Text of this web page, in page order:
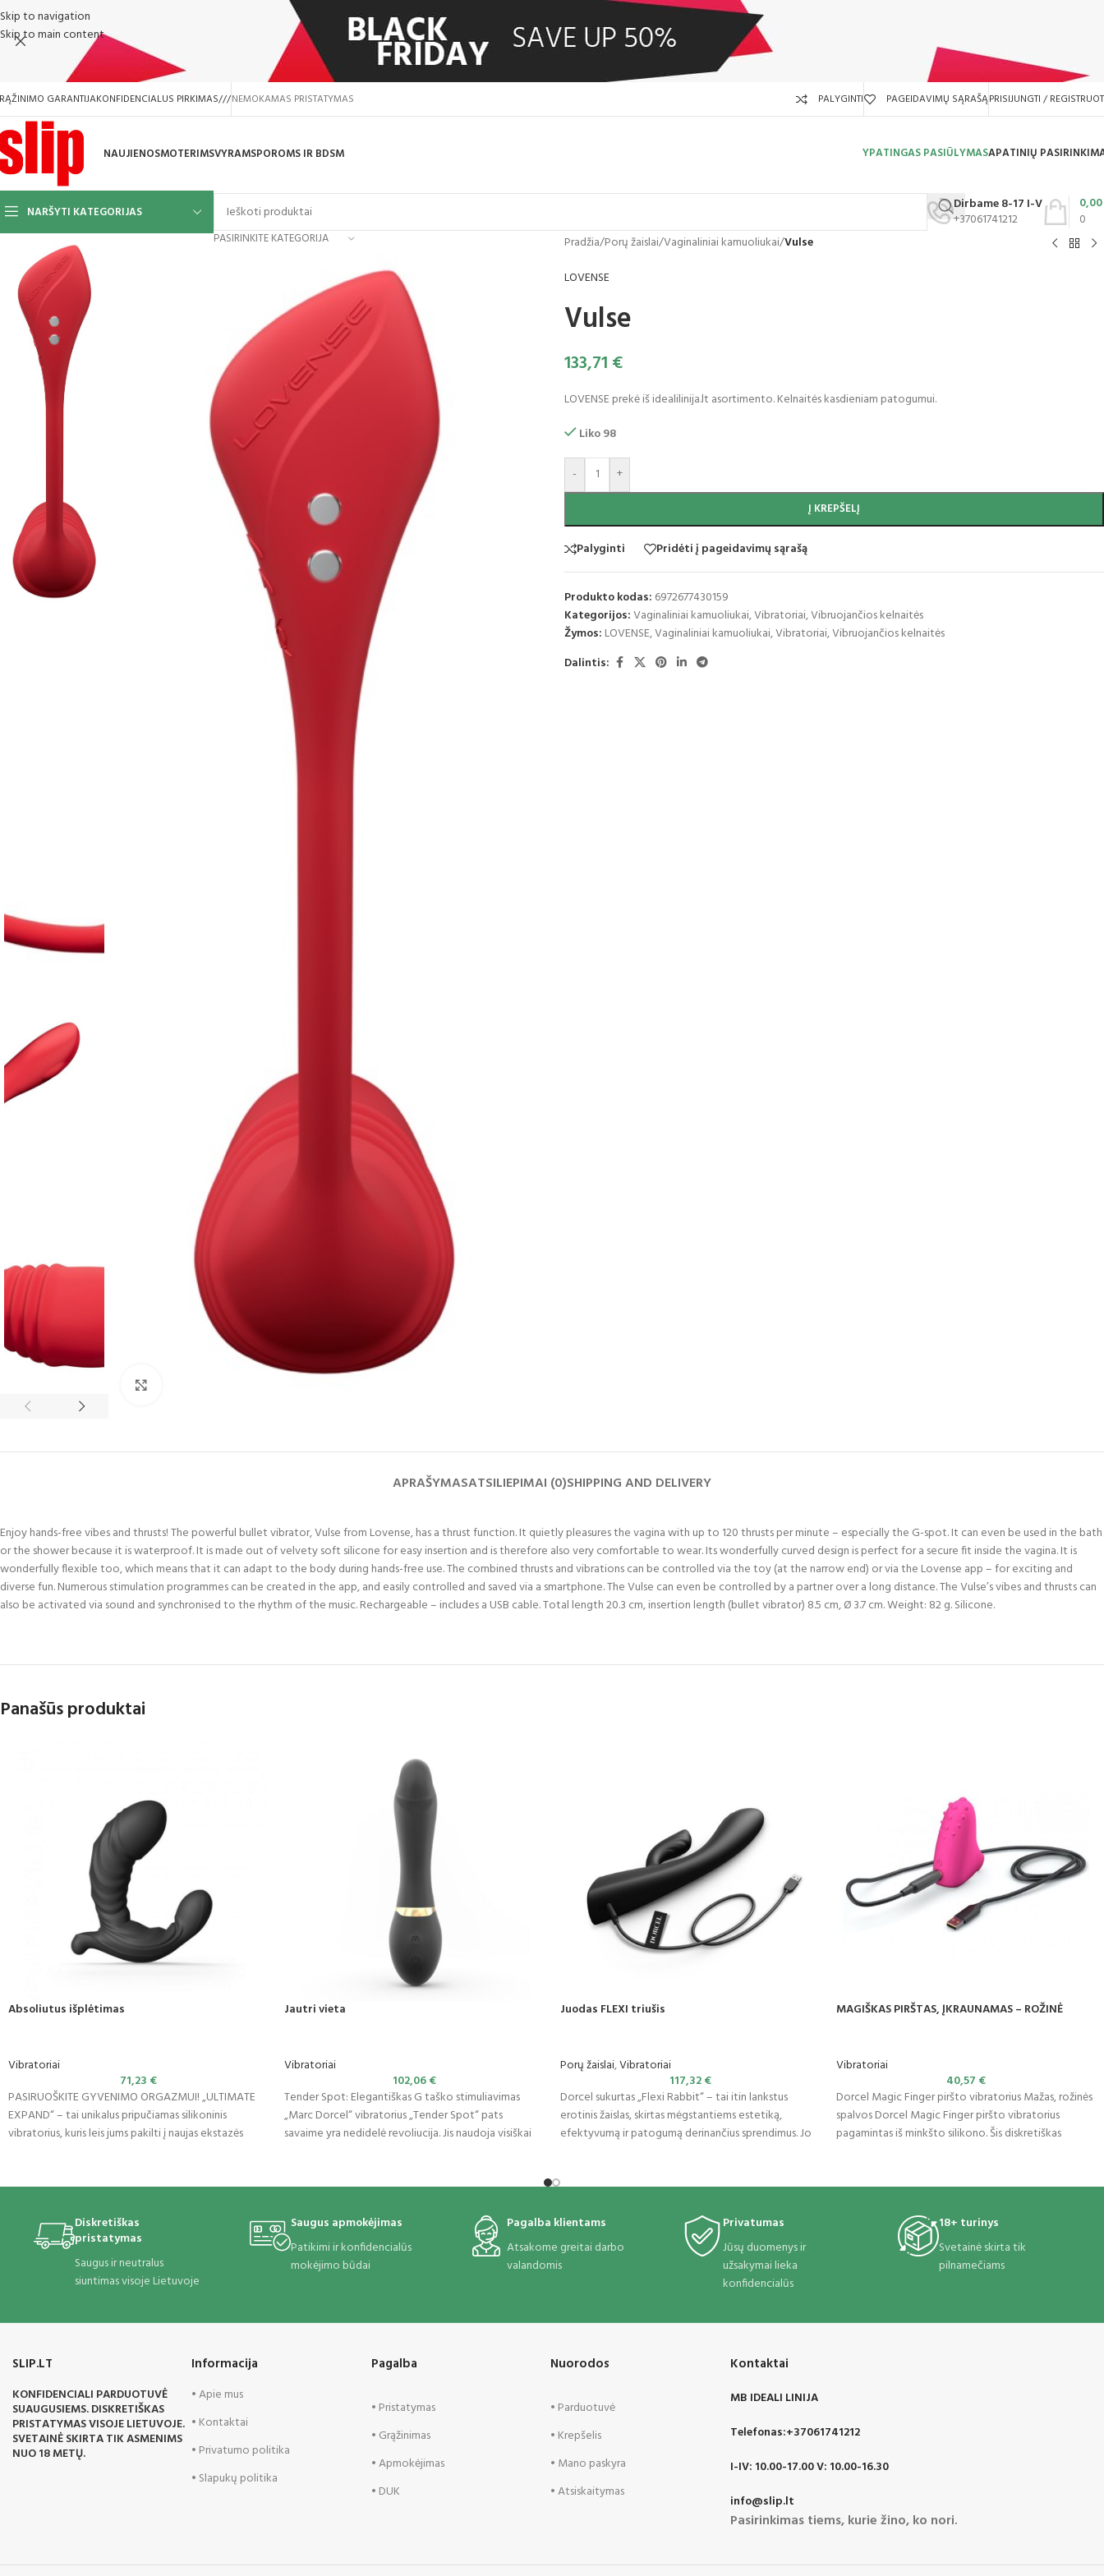
Skip to navigation
Skip to main content
GARANTIJAKONFIDENCIALUS PIRKIMAS///NEMOKAMAS PRISTATYMAS PALYGINTI PAGEIDAVIMŲ SĄRAŠĄPRISIJUNGTI /
NAUJIENOSMOTERIMSVYRAMSPOROMS IR BDSM YPATINGAS PASIŪLYMASAPATINIŲ
NARŠYTI KATEGORIJAS
PASIRINKITE KATEGORIJA
Dirbame 8-17 I-V
+37061741212
0
0,00
Pradžia/Porų žaislai/Vaginaliniai kamuoliukai/Vulse
LOVENSE
Vulse
133,71 €
LOVENSE prekė iš idealilinija.lt asortimento. Kelnaitės kasdieniam patogumui.
Liko 98
- +
Į KREPŠELĮ
Palyginti Pridėti į pageidavimų sąrašą
Produkto kodas: 6972677430159
Kategorijos:Vaginaliniai kamuoliukai,Vibratoriai,Vibruojančios kelnaitės
Žymos: LOVENSE,Vaginaliniai kamuoliukai,Vibratoriai,Vibruojančios kelnaitės
Dalintis:
APRAŠYMASATSILIEPIMAI (0)SHIPPING AND DELIVERY
Enjoy hands-free vibes and thrusts! The powerful bullet vibrator, Vulse from Lovense, has a thrust function. It quietly pleasures the vagina with up to 120 thrusts per minute – especially the G-spot. It can even be used in the bath
or the shower because it is waterproof. It is made out of velvety soft silicone for easy insertion and is therefore also very comfortable to wear. Its wonderfully curved design is perfect for a secure fit inside the vagina. It is
wonderfully flexible too, which means that it can adapt to the body during hands-free use. The combined thrusts and vibrations can be controlled via the toy (at the narrow end) or via the Lovense app – for exciting and
diverse fun. Numerous stimulation programmes can be created in the app, and easily controlled and saved via a smartphone. The Vulse can even be controlled by a partner over a long distance. The Vulse’s vibes and thrusts can
also be activated via sound and synchronised to the rhythm of the music. Rechargeable – includes a USB cable. Total length 20.3 cm, insertion length (bullet vibrator) 8.5 cm, Ø 3.7 cm. Weight: 82 g. Silicone.
Panašūs produktai
Absoliutus išplėtimas
Vibratoriai
71,23 €
PASIRUOŠKITE GYVENIMO ORGAZMUI! „ULTIMATE
EXPAND“ – tai unikalus pripučiamas silikoninis
vibratorius, kuris leis jums pakilti į naujas ekstazės
Jautri vieta
Vibratoriai
102,06€
Tender Spot: Elegantiškas G taško stimuliavimas
„Marc Dorcel“ vibratorius „Tender Spot“ pats
savaime yra nedidelė revoliucija. Jis naudoja visiškai
Juodas FLEXI triušis
Porų žaislai,Vibratoriai
117,32€
Dorcel sukurtas „Flexi Rabbit“ – tai itin lankstus
erotinis žaislas, skirtas mėgstantiems estetiką,
efektyvumą ir patogumą derinančius sprendimus. Jo
MAGIŠKAS PIRŠTAS, ĮKRAUNAMAS – ROŽINĖ
Vibratoriai
40,57 €
Dorcel Magic Finger piršto vibratorius Mažas, rožinės
spalvos Dorcel Magic Finger piršto vibratorius
pagamintas iš minkšto silikono. Šis diskretiškas
Diskretiškas
pristatymas
Saugus ir neutralus
siuntimas visoje Lietuvoje
Saugus apmokėjimas
Patikimi ir konfidencialūs
mokėjimo būdai
Pagalba klientams
Atsakome greitai darbo
valandomis
Privatumas
Jūsų duomenys ir
užsakymai lieka
konfidencialūs
18+ turinys
Svetainė skirta tik
pilnamečiams
SLIP.LT
KONFIDENCIALI PARDUOTUVĖ
SUAUGUSIEMS. DISKRETIŠKAS
PRISTATYMAS VISOJE LIETUVOJE.
SVETAINĖ SKIRTA TIK ASMENIMS
NUO 18 METŲ.
Informacija
• Apie mus
• Kontaktai
• Privatumo politika
• Slapukų politika
Pagalba
• Pristatymas
• Grąžinimas
• Apmokėjimas
• DUK
Nuorodos
• Parduotuvė
• Krepšelis
• Mano paskyra
• Atsiskaitymas
Kontaktai
MB IDEALI LINIJA
Telefonas:+37061741212
I-IV: 10.00-17.00 V: 10.00-16.30
info@slip.lt
Pasirinkimas tiems, kurie žino, ko nori.